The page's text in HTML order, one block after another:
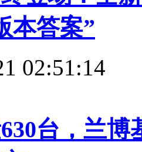
本答案”
02:51:14
台，兰博